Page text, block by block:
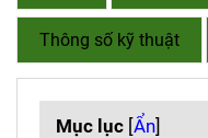
Thông số kỹ thuật
Mục lục [Ẩn]